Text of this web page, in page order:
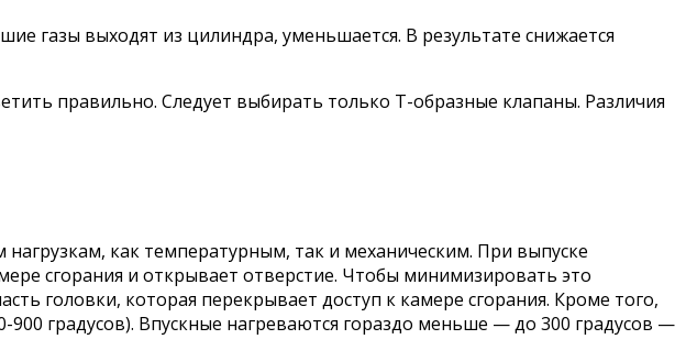
газы выходят из цилиндра, уменьшается. В результате снижается
правильно. Следует выбирать только Т-образные клапаны. Различия
как температурным, так и механическим. При выпуске
сгорания и открывает отверстие. Чтобы минимизировать это
головки, которая перекрывает доступ к камере сгорания. Кроме того,
градусов). Впускные нагреваются гораздо меньше — до 300 градусов —